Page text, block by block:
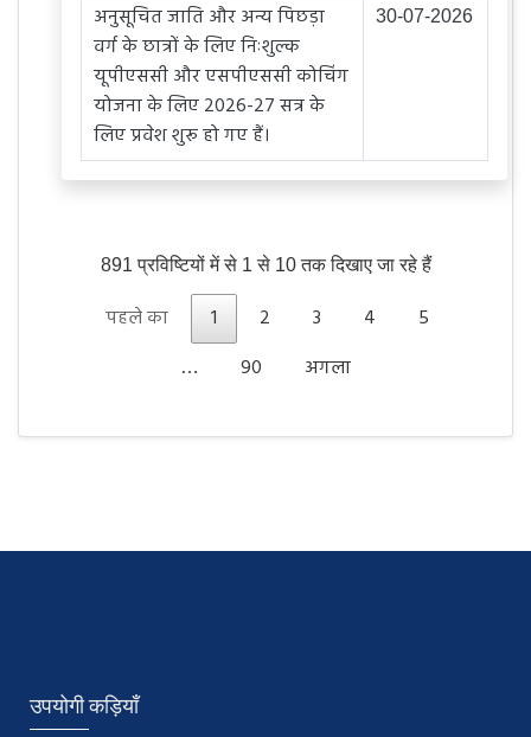
अनुसूचित जाति और अन्य पिछड़ा
वर्ग के छात्रों के लिए निःशुल्क
यूपीएससी और एसपीएससी कोचिंग
योजना के लिए 2026-27 सत्र के
लिए प्रवेश शुरू हो गए हैं।
30-07-2026
891 प्रविष्टियों में से 1 से 10 तक दिखाए जा रहे हैं
पहले का 1 2 3 4 5
… 90 अगला
उपयोगी कड़ियाँ